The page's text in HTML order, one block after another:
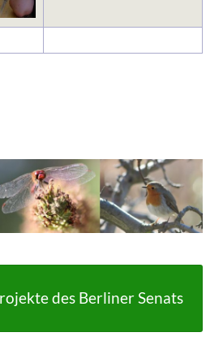
des Berliner Senats